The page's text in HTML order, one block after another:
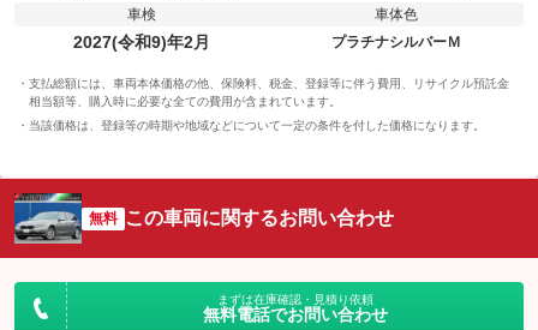
車検
2027(令和9)年2月
車体色
プラチナシルバーＭ
支払総額には、車両本体価格の他、保険料、税金、登録等に伴う費用、リサイクル預託金
相当額等、購入時に必要な全ての費用が含まれています。
当該価格は、登録等の時期や地域などについて一定の条件を付した価格になります。
無料 この車両に関するお問い合わせ
まずは在庫確認・見積り依頼
無料電話でお問い合わせ